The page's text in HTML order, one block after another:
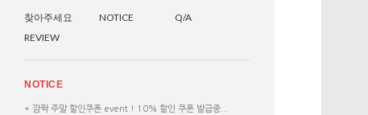
찾아주세요 NOTICE
Q/A
REVIEW
NOTICE
* 깜짝 주말 할인쿠폰 event ! 10% 할인 쿠폰 발급중...